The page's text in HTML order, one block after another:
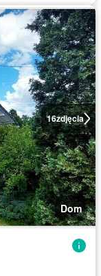
16zdjęcia
Dom